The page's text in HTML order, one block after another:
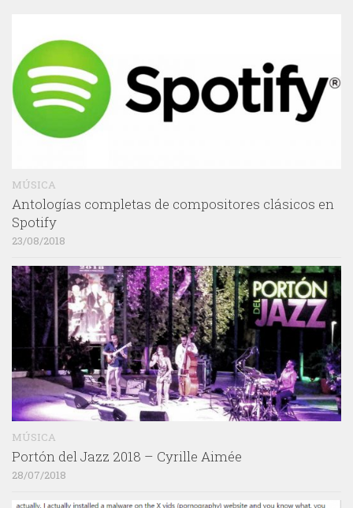
MÚSICA
Antologías completas de compositores clásicos en
Spotify
23/08/2018
MÚSICA
Portón del Jazz 2018 – Cyrille Aimée
28/07/2018